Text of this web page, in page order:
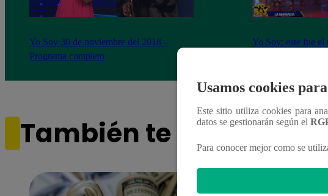
Yo Soy 30 de noviembre del 2018 –
Programa completo
Yo Soy: este fue el
También te puede
Usamos cookies
Este sitio utiliza cookies para
datos se gestionarán según el
Para conocer mejor como se